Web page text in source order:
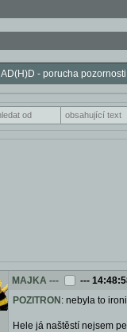
AD(H)D - porucha
MAJKA --- ---
POZITRON : nebyla to
Hele já naštěstí nejsem